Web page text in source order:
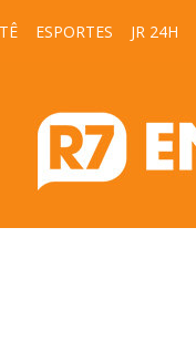
ESPORTES JR 24H